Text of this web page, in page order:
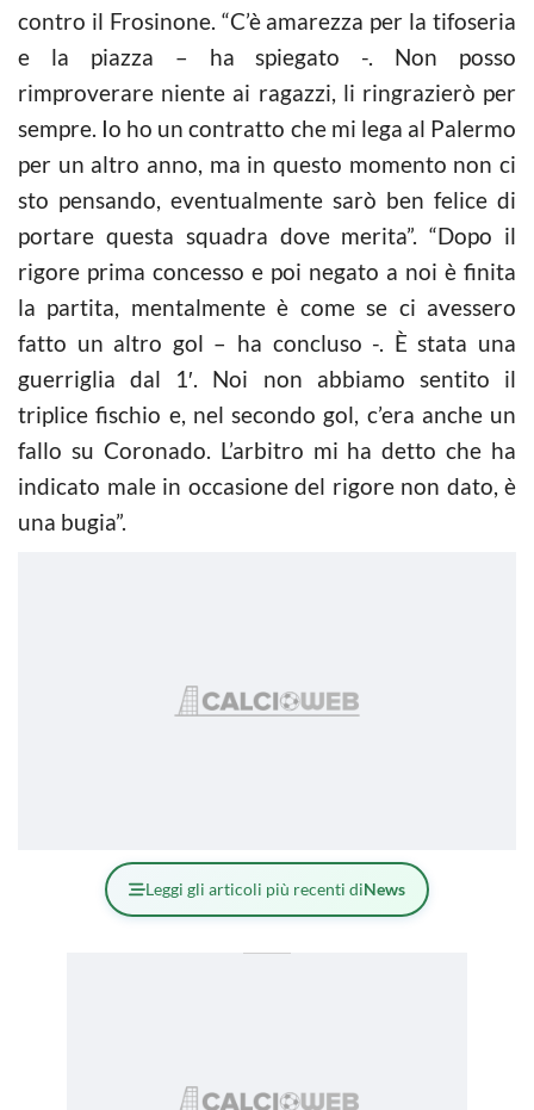
contro il Frosinone. “C’è amarezza per la tifoseria
e la piazza – ha spiegato -. Non posso
rimproverare niente ai ragazzi, li ringrazierò per
sempre. Io ho un contratto che mi lega al Palermo
per un altro anno, ma in questo momento non ci
sto pensando, eventualmente sarò ben felice di
portare questa squadra dove merita”. “Dopo il
rigore prima concesso e poi negato a noi è finita
la partita, mentalmente è come se ci avessero
fatto un altro gol – ha concluso -. È stata una
guerriglia dal 1′. Noi non abbiamo sentito il
triplice fischio e, nel secondo gol, c’era anche un
fallo su Coronado. L’arbitro mi ha detto che ha
indicato male in occasione del rigore non dato, è
una bugia”.
Leggi gli articoli più recenti diNews